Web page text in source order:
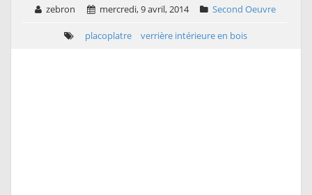
zebron mercredi, 9 avril, 2014 Second Oeuvre
placoplatre verrière intérieure en bois